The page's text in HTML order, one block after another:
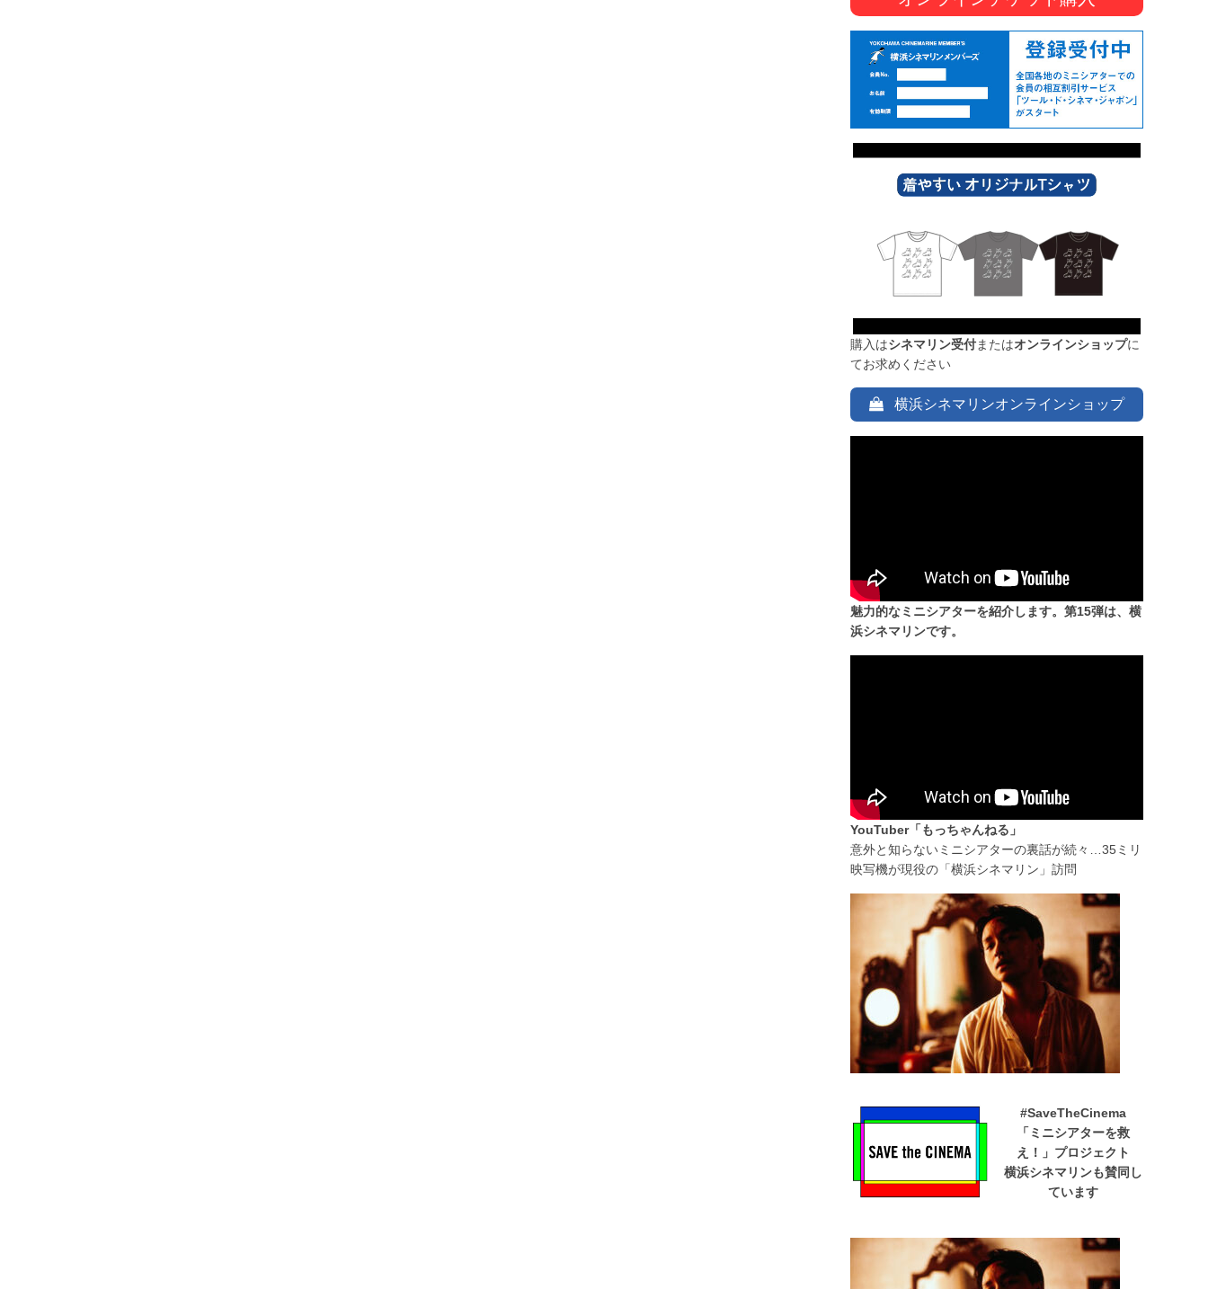
購入はシネマリン受付またはオンラインショップに
てお求めください
横浜シネマリンオンラインショップ
魅力的なミニシアターを紹介します。第15弾は、横
浜シネマリンです。
YouTuber「もっちゃんねる」
意外と知らないミニシアターの裏話が続々…35ミリ
映写機が現役の「横浜シネマリン」訪問
#SaveTheCinema
「ミニシアターを救
え！」プロジェクト
横浜シネマリンも賛同し
ています